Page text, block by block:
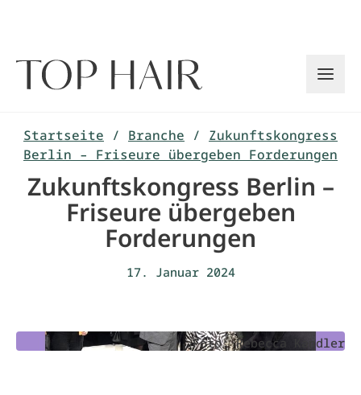
Startseite / Branche / Zukunftskongress
Berlin – Friseure übergeben Forderungen
Zukunftskongress Berlin –
Friseure übergeben
Forderungen
17. Januar 2024
Foto: Rebecca Kandler